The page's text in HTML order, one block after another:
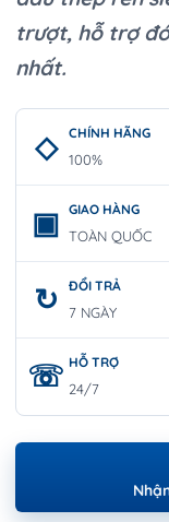
trượt, hỗ trợ
nhất.
CHÍNH HÃNG
100%
GIAO HÀNG
TOÀN QUỐC
ĐỔI TRẢ
7 NGÀY
HỖ TRỢ
24/7